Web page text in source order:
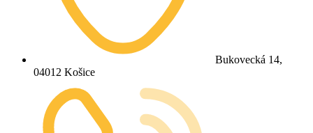
Bukovecká 14,
04012 Košice